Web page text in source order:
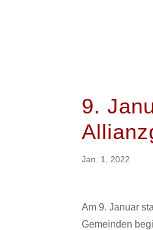
9.
Jan. 1, 2022
Am 9. Januar
Gemeinden